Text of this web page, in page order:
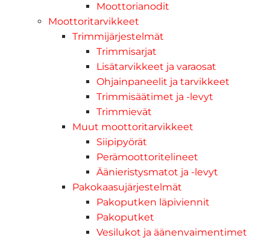
Moottorianodit
Moottoritarvikkeet
Trimmijärjestelmät
Trimmisarjat
Lisätarvikkeet ja varaosat
Ohjainpaneelit ja tarvikkeet
Trimmisäätimet ja -levyt
Trimmievät
Muut moottoritarvikkeet
Siipipyörät
Perämoottoritelineet
Äänieristysmatot ja -levyt
Pakokaasujärjestelmät
Pakoputken läpiviennit
Pakoputket
Vesilukot ja äänenvaimentimet